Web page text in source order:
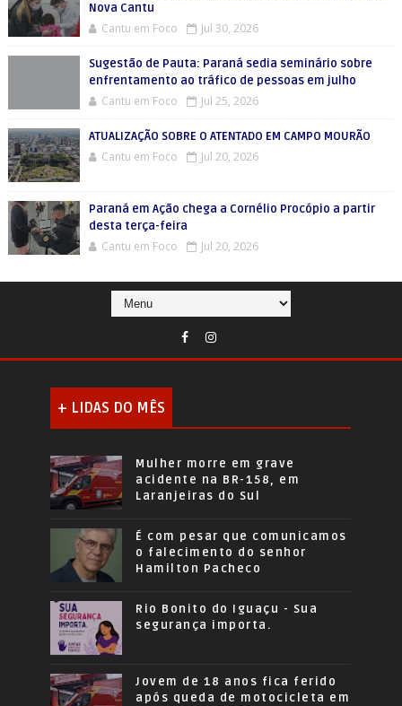
Nova Cantu
Cantu em Foco Jul 30, 2026
Sugestão de Pauta: Paraná sedia seminário sobre
enfrentamento ao tráfico de pessoas em julho
Cantu em Foco Jul 25, 2026
ATUALIZAÇÃO SOBRE O ATENTADO EM CAMPO MOURÃO
Cantu em Foco Jul 20, 2026
Paraná em Ação chega a Cornélio Procópio a partir
desta terça-feira
Cantu em Foco Jul 20, 2026
+ LIDAS DO MÊS
Mulher morre em grave
acidente na BR-158, em
Laranjeiras do Sul
É com pesar que comunicamos
o falecimento do senhor
Hamilton Pacheco
Rio Bonito do Iguaçu - Sua
segurança importa.
Jovem de 18 anos fica ferido
após queda de motocicleta em